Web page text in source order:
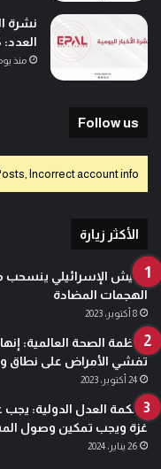
العدد: 2518 التاريخ: الثلاثاء 04\08\2026
منذ
Follow us
Incorrect account info.
الأكثر زيارة
الجيش الإسرائيلي
الهجمات المضادة
8 أكتوبر، 2023
منظمة الصحة العالمية:
تفشي الأمراض على نطاق
24 أكتوبر، 2023
محكمة العدل الدولية:
غزة ويجب تمكين وصول
26 يناير، 2024